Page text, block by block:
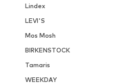
Lindex
LEVI'S
Mos Mosh
BIRKENSTOCK
Tamaris
WEEKDAY